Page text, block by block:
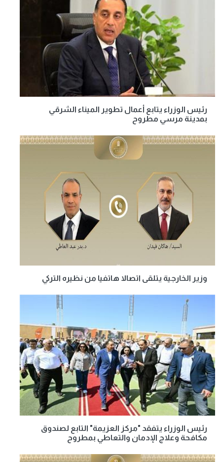
رئيس الوزراء يتابع أعمال تطوير الميناء الشرقي
بمدينة مرسي مطروح
وزير الخارجية يتلقى اتصالا هاتفيا من نظيره التركي
رئيس الوزراء يتفقد "مركز العزيمة" التابع لصندوق
مكافحة وعلاج الإدمان والتعاطي بمطروح